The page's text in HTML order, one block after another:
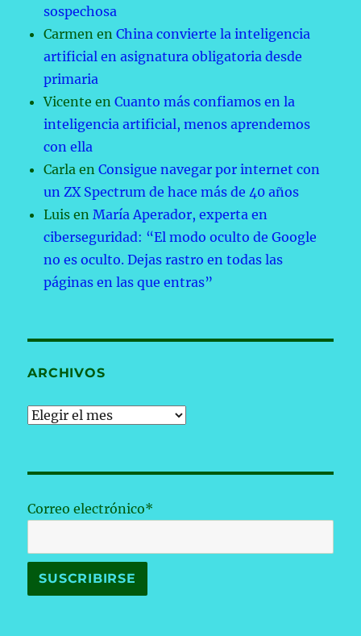
sospechosa
Carmen enChina convierte la inteligencia
artificial en asignatura obligatoria desde
primaria
Vicente enCuanto más confiamos en la
inteligencia artificial, menos aprendemos
con ella
Carla enConsigue navegar por internet con
un ZX Spectrum de hace más de 40 años
Luis enMaría Aperador, experta en
ciberseguridad: “El modo oculto de Google
no es oculto. Dejas rastro en todas las
páginas en las que entras”
ARCHIVOS
Archivos
Correo electrónico*